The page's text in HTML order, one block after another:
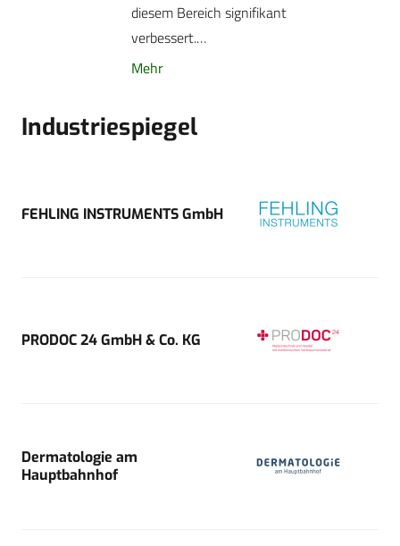
diesem Bereich signifikant
verbessert.…
Mehr
Industriespiegel
FEHLING INSTRUMENTS GmbH
PRODOC 24 GmbH & Co. KG
Dermatologie am
Hauptbahnhof